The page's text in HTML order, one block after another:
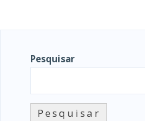
Pesquisar
Pesquisar